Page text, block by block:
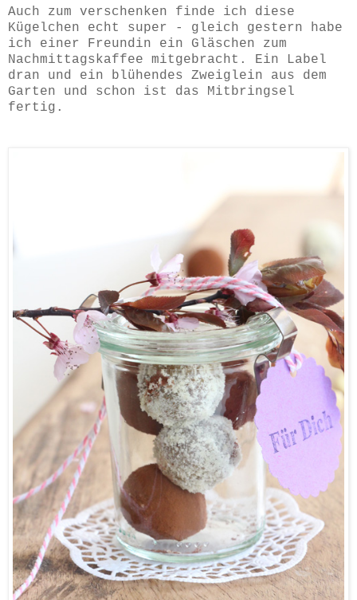
Auch zum verschenken finde ich diese
Kügelchen echt super - gleich gestern habe
ich einer Freundin ein Gläschen zum
Nachmittagskaffee mitgebracht. Ein Label
dran und ein blühendes Zweiglein aus dem
Garten und schon ist das Mitbringsel
fertig.